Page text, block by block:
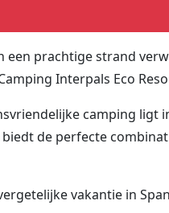
een prachtige strand
Interpals Eco
camping ligt
de perfecte
vakantie in